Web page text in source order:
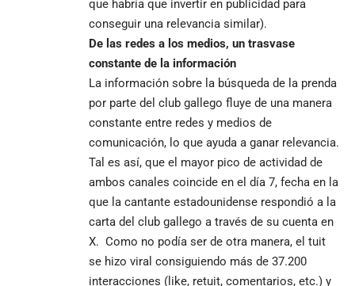
que habría que invertir en publicidad para
conseguir una relevancia similar).
De las redes a los medios, un trasvase
constante de la información
La información sobre la búsqueda de la prenda
por parte del club gallego fluye de una manera
constante entre redes y medios de
comunicación, lo que ayuda a ganar relevancia.
Tal es así, que el mayor pico de actividad de
ambos canales coincide en el día 7, fecha en la
que la cantante estadounidense respondió a la
carta del club gallego a través de su cuenta en
X. Como no podía ser de otra manera, el tuit
se hizo viral consiguiendo más de 37.200
interacciones (like, retuit, comentarios, etc.) y